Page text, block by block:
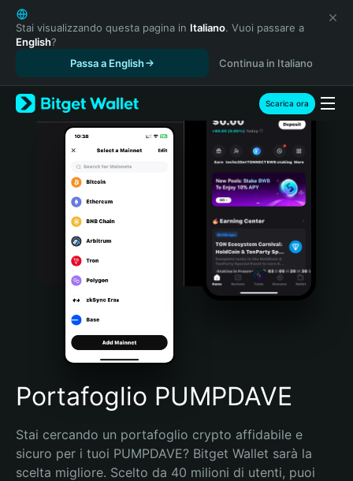
English
日本語
Tiếng Việt
Español (Latinoamérica)
Türkçe
Italiano
Português (Portugal)
Bahasa Indonesia
Português (Brasil)
Español (Argentina)
Stai visualizzando questa pagina in Italiano. Vuoi passare a
English?
Passa a English
Continua in Italiano
Scarica ora
Portafoglio PUMPDAVE
Stai cercando un portafoglio crypto affidabile e
sicuro per i tuoi PUMPDAVE? Bitget Wallet sarà la
scelta migliore. Scelto da 40 milioni di utenti, puoi